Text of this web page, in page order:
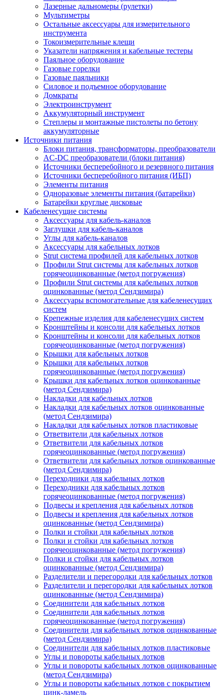
Лазерные дальномеры (рулетки)
Мультиметры
Остальные аксессуары для измерительного
инструмента
Токоизмерительные клещи
Указатели напряжения и кабельные тестеры
Паяльное оборудование
Газовые горелки
Газовые паяльники
Силовое и подъемное оборудование
Домкраты
Электроинструмент
Аккумуляторный инструмент
Степлеры и монтажные пистолеты по бетону
аккумуляторные
Источники питания
Блоки питания, трансформаторы, преобразователи
AC-DC преобразователи (блоки питания)
Источники бесперебойного и резервного питания
Источники бесперебойного питания (ИБП)
Элементы питания
Одноразовые элементы питания (батарейки)
Батарейки круглые дисковые
Кабеленесущие системы
Аксессуары для кабель-каналов
Заглушки для кабель-каналов
Углы для кабель-каналов
Аксессуары для кабельных лотков
Strut система профилей для кабельных лотков
Профили Strut системы для кабельных лотков
горячеоцинкованные (метод погружения)
Профили Strut системы для кабельных лотков
оцинкованные (метод Сендзимира)
Аксессуары вспомогательные для кабеленесущих
систем
Крепежные изделия для кабеленесущих систем
Кронштейны и консоли для кабельных лотков
Кронштейны и консоли для кабельных лотков
горячеоцинкованные (метод погружения)
Крышки для кабельных лотков
Крышки для кабельных лотков
горячеоцинкованные (метод погружения)
Крышки для кабельных лотков оцинкованные
(метод Сендзимира)
Накладки для кабельных лотков
Накладки для кабельных лотков оцинкованные
(метод Сендзимира)
Накладки для кабельных лотков пластиковые
Ответвители для кабельных лотков
Ответвители для кабельных лотков
горячеоцинкованные (метод погружения)
Ответвители для кабельных лотков оцинкованные
(метод Сендзимира)
Переходники для кабельных лотков
Переходники для кабельных лотков
горячеоцинкованные (метод погружения)
Подвесы и крепления для кабельных лотков
Подвесы и крепления для кабельных лотков
оцинкованные (метод Сендзимира)
Полки и стойки для кабельных лотков
Полки и стойки для кабельных лотков
горячеоцинкованные (метод погружения)
Полки и стойки для кабельных лотков
оцинкованные (метод Сендзимира)
Разделители и перегородки для кабельных лотков
Разделители и перегородки для кабельных лотков
оцинкованные (метод Сендзимира)
Соединители для кабельных лотков
Соединители для кабельных лотков
горячеоцинкованные (метод погружения)
Соединители для кабельных лотков оцинкованные
(метод Сендзимира)
Соединители для кабельных лотков пластиковые
Углы и повороты кабельных лотков
Углы и повороты кабельных лотков оцинкованные
(метод Сендзимира)
Углы и повороты кабельных лотков с покрытием
цинк-ламель